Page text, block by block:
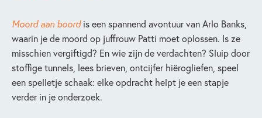
Moord aan boordis een spannend avontuur van Arlo Banks,
waarin je de moord op juffrouw Patti moet oplossen. Is ze
misschien vergiftigd? En wie zijn de verdachten? Sluip door
stoffige tunnels, lees brieven, ontcijfer hiërogliefen, speel
een spelletje schaak: elke opdracht helpt je een stapje
verder in je onderzoek.